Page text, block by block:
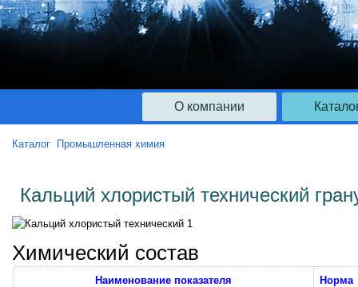
О компании
Каталог Промышленная химия
Кальций хлористый технический
Химический состав
Наименование показателя
Норма